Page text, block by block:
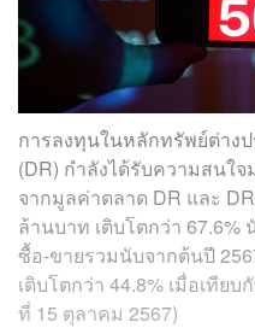
การลงทุนในหลักทรัพย์ต่างป
(DR) กำลังได้รับความสนใ
จากมูลค่าตลาด DR และ
ล้านบาท เติบโตกว่า
ซื้อ-ขายรวมนับจากต้นปี
เติบโตกว่า 44.8% เมื่อเที
ที่ 15 ตุลาคม 2567)